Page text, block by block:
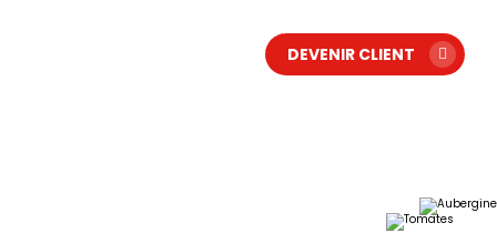
DEVENIR CLIENT